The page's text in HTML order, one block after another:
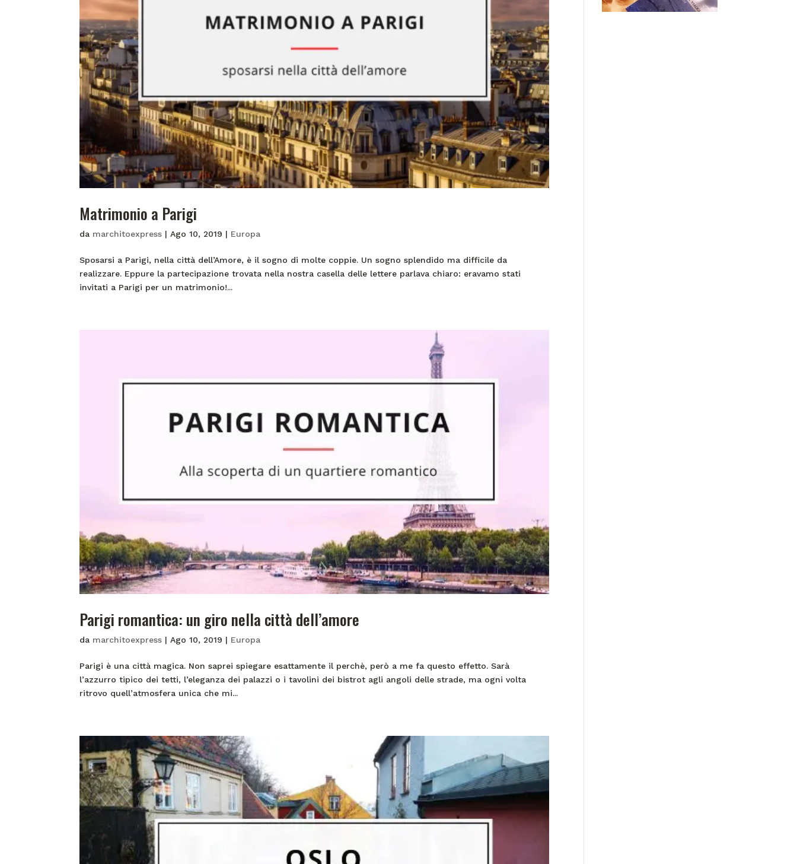
Matrimonio a Parigi
da marchitoexpress |Ago 10, 2019 | Europa
Sposarsi a Parigi, nella città dell’Amore, è il sogno di molte coppie. Un sogno splendido ma difficile da
realizzare. Eppure la partecipazione trovata nella nostra casella delle lettere parlava chiaro: eravamo stati
invitati a Parigi per un matrimonio!...
Parigi romantica: un giro nella città dell’amore
da marchitoexpress |Ago 10, 2019 | Europa
Parigi è una città magica. Non saprei spiegare esattamente il perchè, però a me fa questo effetto. Sarà
l’azzurro tipico dei tetti, l’eleganza dei palazzi o i tavolini dei bistrot agli angoli delle strade, ma ogni volta
ritrovo quell’atmosfera unica che mi...